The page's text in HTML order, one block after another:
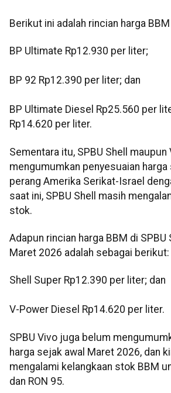
Berikut ini adalah rincian harga BBM
BP Ultimate Rp12.930 per liter;
BP 92 Rp12.390 per liter; dan
BP Ultimate Diesel Rp25.560 per
Rp14.620 per liter.
Sementara itu, SPBU Shell maupun
mengumumkan penyesuaian
perang Amerika Serikat-Israel
saat ini, SPBU Shell masih
stok.
Adapun rincian harga BBM di SPBU
Maret 2026 adalah sebagai berikut:
Shell Super Rp12.390 per liter; dan
V-Power Diesel Rp14.620 per liter.
SPBU Vivo juga belum
harga sejak awal Maret 2026, dan
mengalami kelangkaan stok BBM
dan RON 95.